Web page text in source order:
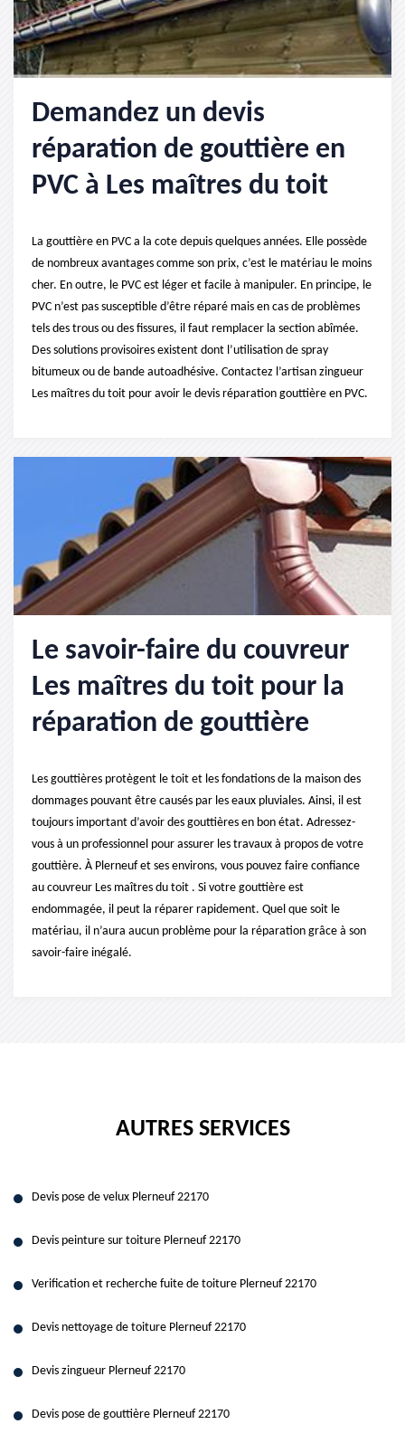
Demandez un devis
réparation de gouttière en
PVC à Les maîtres du toit
La gouttière en PVC a la cote depuis quelques années. Elle possède
de nombreux avantages comme son prix, c’est le matériau le moins
cher. En outre, le PVC est léger et facile à manipuler. En principe, le
PVC n’est pas susceptible d’être réparé mais en cas de problèmes
tels des trous ou des fissures, il faut remplacer la section abîmée.
Des solutions provisoires existent dont l’utilisation de spray
bitumeux ou de bande autoadhésive. Contactez l’artisan zingueur
Les maîtres du toit pour avoir le devis réparation gouttière en PVC.
Le savoir-faire du couvreur
Les maîtres du toit pour la
réparation de gouttière
Les gouttières protègent le toit et les fondations de la maison des
dommages pouvant être causés par les eaux pluviales. Ainsi, il est
toujours important d’avoir des gouttières en bon état. Adressez-
vous à un professionnel pour assurer les travaux à propos de votre
gouttière. À Plerneuf et ses environs, vous pouvez faire confiance
au couvreur Les maîtres du toit . Si votre gouttière est
endommagée, il peut la réparer rapidement. Quel que soit le
matériau, il n’aura aucun problème pour la réparation grâce à son
savoir-faire inégalé.
AUTRES SERVICES
Devis pose de velux Plerneuf 22170
Devis peinture sur toiture Plerneuf 22170
Verification et recherche fuite de toiture Plerneuf 22170
Devis nettoyage de toiture Plerneuf 22170
Devis zingueur Plerneuf 22170
Devis pose de gouttière Plerneuf 22170